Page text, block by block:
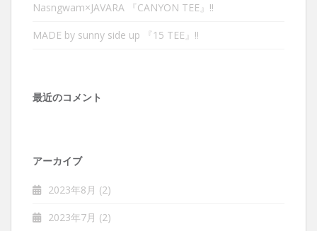
Nasngwam×JAVARA 『CANYON TEE』‼︎
MADE by sunny side up 『15 TEE』‼︎
最近のコメント
アーカイブ
2023年8月 (2)
2023年7月 (2)